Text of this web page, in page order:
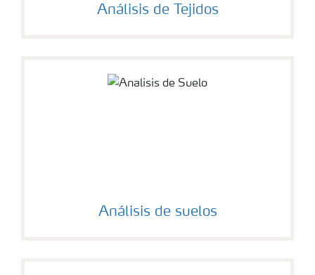
Análisis de Tejidos
Análisis de suelos